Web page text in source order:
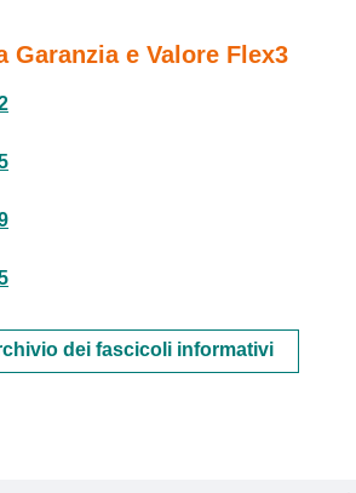
Garanzia e Valore Flex3
dei fascicoli informativi